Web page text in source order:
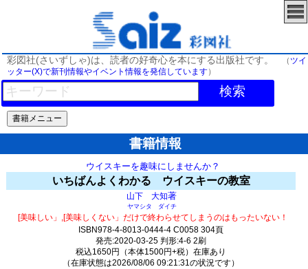
彩図社(さいずしゃ)は、読者の好奇心を本にする出版社です。 （ ツイ
ッター(X)で新刊情報やイベント情報を発信しています）
検索
書籍情報
ウイスキーを趣味にしませんか？
いちばんよくわかる ウイスキーの教室
山下 大知著
ヤマシタ ダイチ
[美味しい」,[美味しくない」だけで終わらせてしまうのはもったいない！
ISBN978-4-8013-0444-4 C0058 304頁
発売:2020-03-25 判形:4-6 2刷
税込1650円（本体1500円+税）在庫あり
（在庫状態は2026/08/06 09:21:31の状況です）